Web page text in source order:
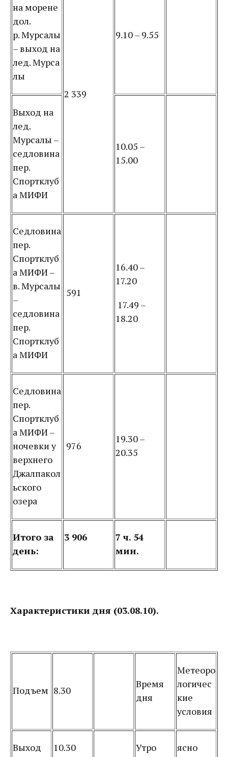
на морене
дол.
р. Мурсалы
– выход на
лед. Мурса
лы
2 339
9.10 – 9.55
Выход на
лед.
Мурсалы –
седловина
пер.
Спортклуб
а МИФИ
10.05 –
15.00
Седловина
пер.
Спортклуб
а МИФИ –
в. Мурсалы
–
седловина
пер.
Спортклуб
а МИФИ
591
16.40 –
17.20
17.49 –
18.20
Седловина
пер.
Спортклуб
а МИФИ –
ночевки у
верхнего
Джалпакол
ьского
озера
976
19.30 –
20.35
Итого за
день:
3 906
7 ч. 54
мин.
Характеристики дня (03.08.10).
Подъем 8.30
Время
дня
Метеоро
логичес
кие
условия
Выход 10.30 Утро ясно